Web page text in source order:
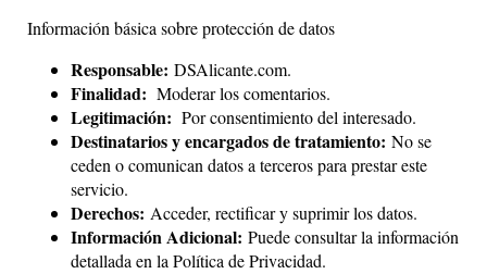
Información básica sobre protección de datos
Responsable: DSAlicante.com.
Finalidad: Moderar los comentarios.
Legitimación: Por consentimiento del interesado.
Destinatarios y encargados de tratamiento: No se
ceden o comunican datos a terceros para prestar este
servicio.
Derechos: Acceder, rectificar y suprimir los datos.
Información Adicional: Puede consultar la información
detallada en laPolítica de Privacidad.